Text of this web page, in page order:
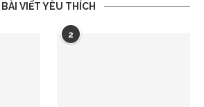
BÀI VIẾT YÊU THÍCH
2